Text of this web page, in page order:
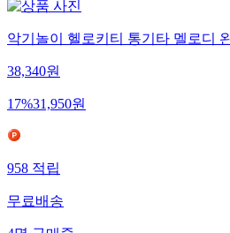
악기놀이 헬로키티 통기타 멜로디
38,340원
17%31,950원
958적립
무료배송